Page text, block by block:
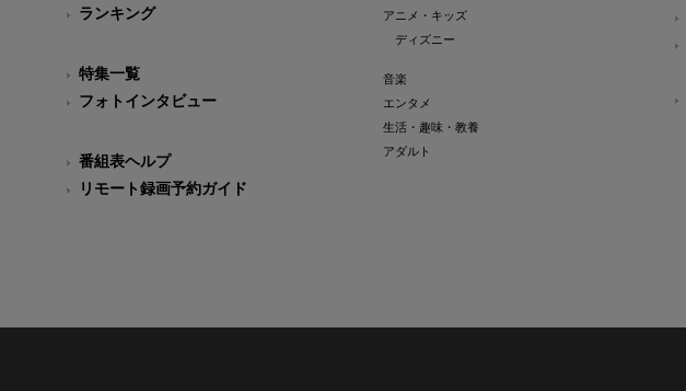
ランキング
特集一覧
フォトインタビュー
番組表ヘルプ
リモート録画予約ガイド
アニメ・キッズ
ディズニー
音楽
エンタメ
生活・趣味・教養
アダルト